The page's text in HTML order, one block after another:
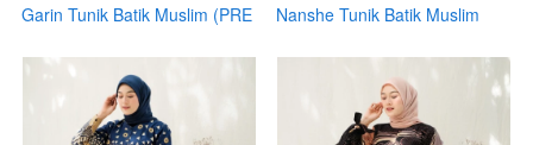
Garin Tunik Batik Muslim (PRE
Nanshe Tunik Batik Muslim